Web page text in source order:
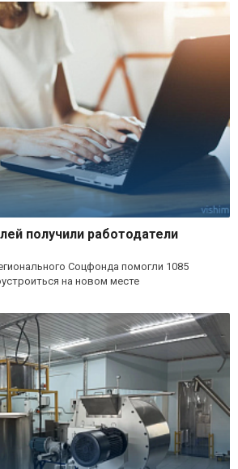
получили работодатели
Соцфонда помогли 1085
на новом месте